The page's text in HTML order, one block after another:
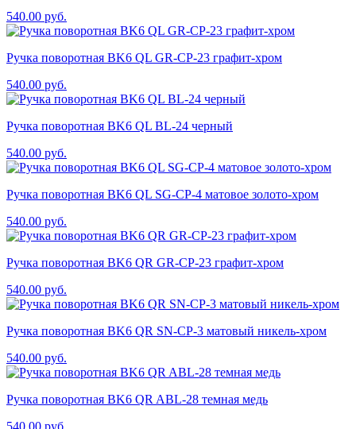
540.00 руб.
Ручка поворотная BK6 QL GR-CP-23 графит-хром
540.00 руб.
Ручка поворотная BK6 QL BL-24 черный
540.00 руб.
Ручка поворотная BK6 QL SG-CP-4 матовое золото-хром
540.00 руб.
Ручка поворотная BK6 QR GR-CP-23 графит-хром
540.00 руб.
Ручка поворотная BK6 QR SN-CP-3 матовый никель-хром
540.00 руб.
Ручка поворотная BK6 QR ABL-28 темная медь
540.00 руб.